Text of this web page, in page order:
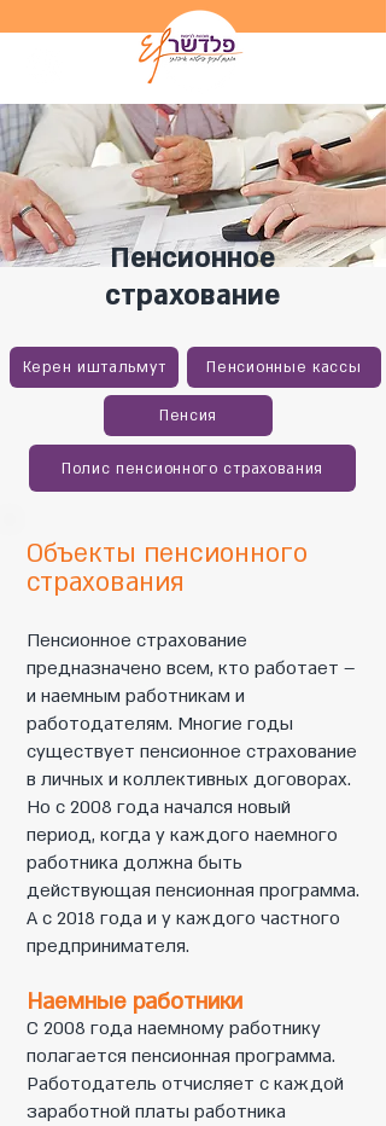
Пенсионное
страхование
Керен иштальмут Пенсионные кассы
Пенсия
Полис пенсионного страхования
Объекты пенсионного
страхования
Пенсионное страхование
предназначено всем, кто работает –
и наемным работникам и
работодателям. Многие годы
существует пенсионное страхование
в личных и коллективных договорах.
Но с 2008 года начался новый
период, когда у каждого наемного
работника должна быть
действующая пенсионная программа.
А с 2018 года и у каждого частного
предпринимателя.
Наемные работники
С 2008 года наемному работнику
полагается пенсионная программа.
Работодатель отчисляет с каждой
заработной платы работника